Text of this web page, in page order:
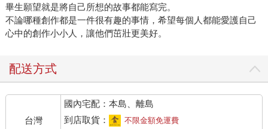
畢生願望就是將自己所想的故事都能寫完。
不論哪種創作都是一件很有趣的事情，希望每個人都能愛護自己
心中的創作小小人，讓他們茁壯更美好。
配送方式
台灣
國內宅配：本島、離島
到店取貨：
不限金額免運費